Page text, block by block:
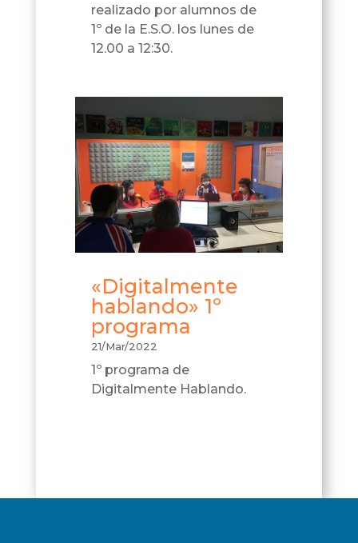
realizado por alumnos de
1º de la E.S.O. los lunes de
12.00 a 12:30.
«Digitalmente
hablando» 1º
programa
21/Mar/2022
1º programa de
Digitalmente Hablando.